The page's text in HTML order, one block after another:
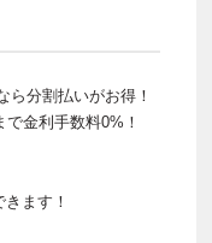
ら分割払いがお得！
金利手数料0%！
ます！